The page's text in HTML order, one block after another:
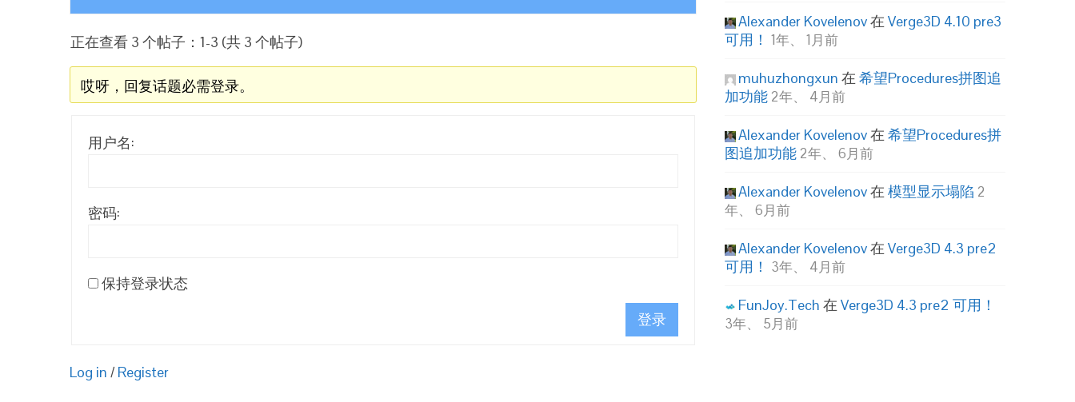
正在查看 3 个帖子：1-3 (共 3 个帖子)
哎呀，回复话题必需登录。
用户名:
密码:
保持登录状态
登录
Log in / Register
Alexander Kovelenov在 Verge3D 4.10 pre3
可用！ 1年、 1月前
muhuzhongxun 在 希望Procedures拼图追
加功能 2年、 4月前
Alexander Kovelenov在 希望Procedures拼
图追加功能 2年、 6月前
Alexander Kovelenov在 模型显示塌陷 2
年、 6月前
Alexander Kovelenov在 Verge3D 4.3 pre2
可用！ 3年、 4月前
FunJoy.Tech 在 Verge3D 4.3 pre2 可用！
3年、 5月前